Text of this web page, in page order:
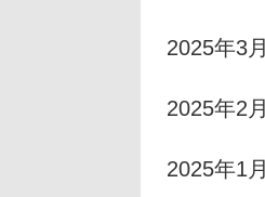
2025年3月
2025年2月
2025年1月